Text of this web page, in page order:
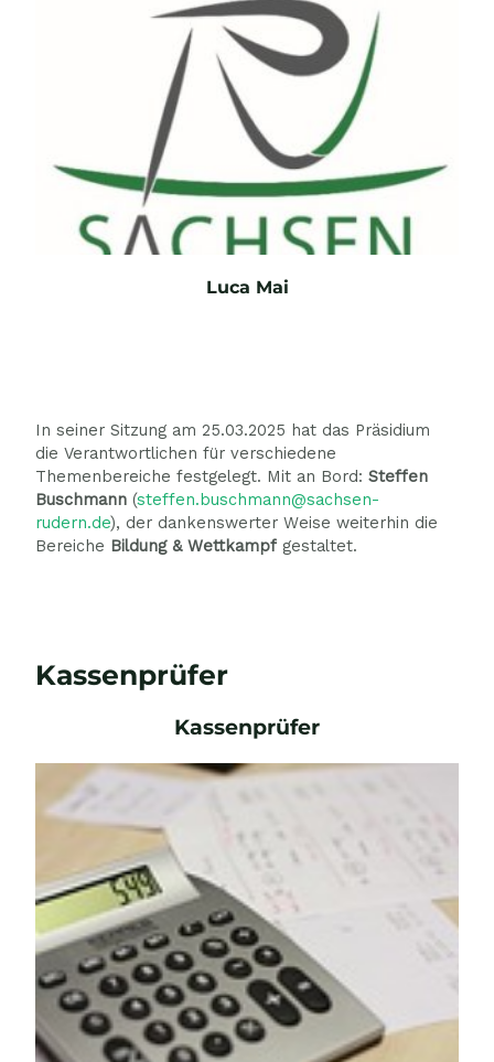
Luca Mai
In seiner Sitzung am 25.03.2025 hat das Präsidium
die Verantwortlichen für verschiedene
Themenbereiche festgelegt. Mit an Bord:Steffen
Buschmann (steffen.buschmann@sachsen-
rudern.de), der dankenswerter Weise weiterhin die
Bereiche Bildung & Wettkampf gestaltet.
Kassenprüfer
Kassenprüfer